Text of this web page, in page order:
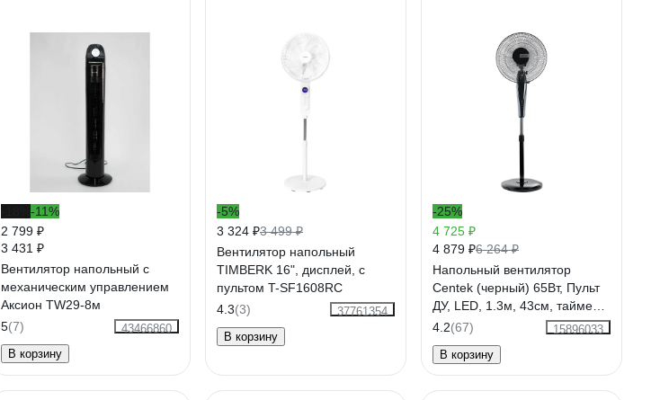
-11%
2 799 ₽
3 431 ₽
Вентилятор напольный с
механическим управлением
Аксион TW29-8м
5(7)
43466860
В корзину
-5%
3 324 ₽3 499 ₽
Вентилятор напольный
TIMBERK 16", дисплей, с
пультом T-SF1608RC
4.3(3)
37761354
В корзину
-25%
4 725 ₽
4 879 ₽6 264 ₽
Напольный вентилятор
Centek (черный) 65Вт, Пульт
ДУ, LED, 1.3м, 43см, таймер,
тяжелая база, CT-5010
4.2(67)
15896033
В корзину